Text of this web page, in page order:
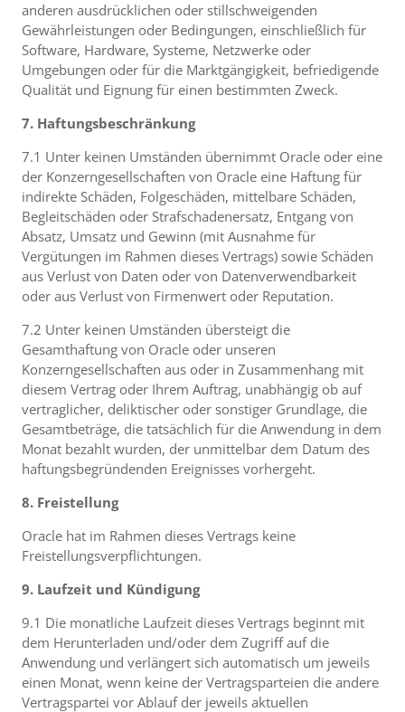
anderen ausdrücklichen oder stillschweigenden
Gewährleistungen oder Bedingungen, einschließlich für
Software, Hardware, Systeme, Netzwerke oder
Umgebungen oder für die Marktgängigkeit, befriedigende
Qualität und Eignung für einen bestimmten Zweck.
7. Haftungsbeschränkung
7.1 Unter keinen Umständen übernimmt Oracle oder eine
der Konzerngesellschaften von Oracle eine Haftung für
indirekte Schäden, Folgeschäden, mittelbare Schäden,
Begleitschäden oder Strafschadenersatz, Entgang von
Absatz, Umsatz und Gewinn (mit Ausnahme für
Vergütungen im Rahmen dieses Vertrags) sowie Schäden
aus Verlust von Daten oder von Datenverwendbarkeit
oder aus Verlust von Firmenwert oder Reputation.
7.2 Unter keinen Umständen übersteigt die
Gesamthaftung von Oracle oder unseren
Konzerngesellschaften aus oder in Zusammenhang mit
diesem Vertrag oder Ihrem Auftrag, unabhängig ob auf
vertraglicher, deliktischer oder sonstiger Grundlage, die
Gesamtbeträge, die tatsächlich für die Anwendung in dem
Monat bezahlt wurden, der unmittelbar dem Datum des
haftungsbegründenden Ereignisses vorhergeht.
8. Freistellung
Oracle hat im Rahmen dieses Vertrags keine
Freistellungsverpflichtungen.
9. Laufzeit und Kündigung
9.1 Die monatliche Laufzeit dieses Vertrags beginnt mit
dem Herunterladen und/oder dem Zugriff auf die
Anwendung und verlängert sich automatisch um jeweils
einen Monat, wenn keine der Vertragsparteien die andere
Vertragspartei vor Ablauf der jeweils aktuellen